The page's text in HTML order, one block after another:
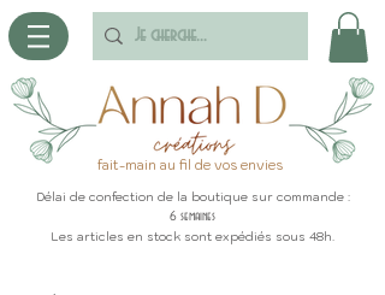
fait-main au fil de vos envies
Délai de confection de la boutique sur commande :
6 semaines
Les articles en stock sont expédiés sous 48h.